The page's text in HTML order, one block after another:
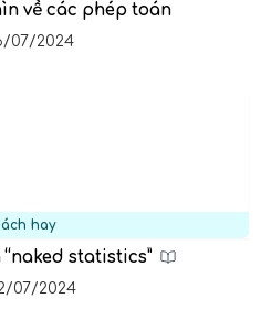
về các phép toán
07/2024
hay
statistics”
07/2024